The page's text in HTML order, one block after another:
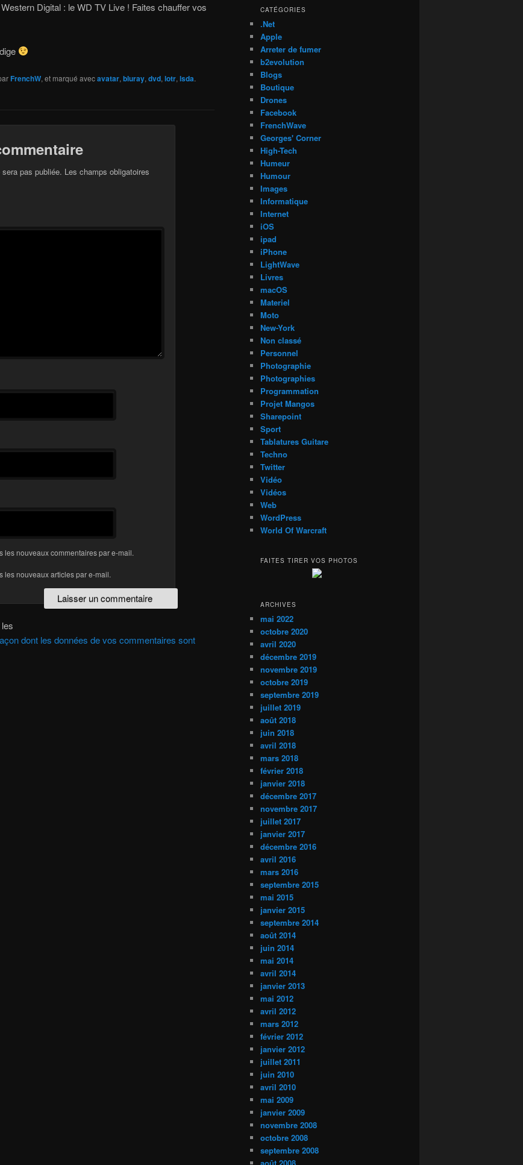
Digital : le WD TV Live ! Faites chauffer vos
FrenchW, et marqué avecavatar, bluray, dvd, lotr, lsda.
pas publiée. Les champs obligatoires
les nouveaux commentaires par e-mail.
les nouveaux articles par e-mail.
dont les données de vos commentaires sont
CATÉGORIES
.Net
Apple
Arreter de fumer
b2evolution
Blogs
Boutique
Drones
Facebook
FrenchWave
Georges' Corner
High-Tech
Humeur
Humour
Images
Informatique
Internet
iOS
ipad
iPhone
LightWave
Livres
macOS
Materiel
Moto
New-York
Non classé
Personnel
Photographie
Photographies
Programmation
Projet Mangos
Sharepoint
Sport
Tablatures Guitare
Techno
Twitter
Vidéo
Vidéos
Web
WordPress
World Of Warcraft
FAITES TIRER VOS PHOTOS
ARCHIVES
mai 2022
octobre 2020
avril 2020
décembre 2019
novembre 2019
octobre 2019
septembre 2019
juillet 2019
août 2018
juin 2018
avril 2018
mars 2018
février 2018
janvier 2018
décembre 2017
novembre 2017
juillet 2017
janvier 2017
décembre 2016
avril 2016
mars 2016
septembre 2015
mai 2015
janvier 2015
septembre 2014
août 2014
juin 2014
mai 2014
avril 2014
janvier 2013
mai 2012
avril 2012
mars 2012
février 2012
janvier 2012
juillet 2011
juin 2010
avril 2010
mai 2009
janvier 2009
novembre 2008
octobre 2008
septembre 2008